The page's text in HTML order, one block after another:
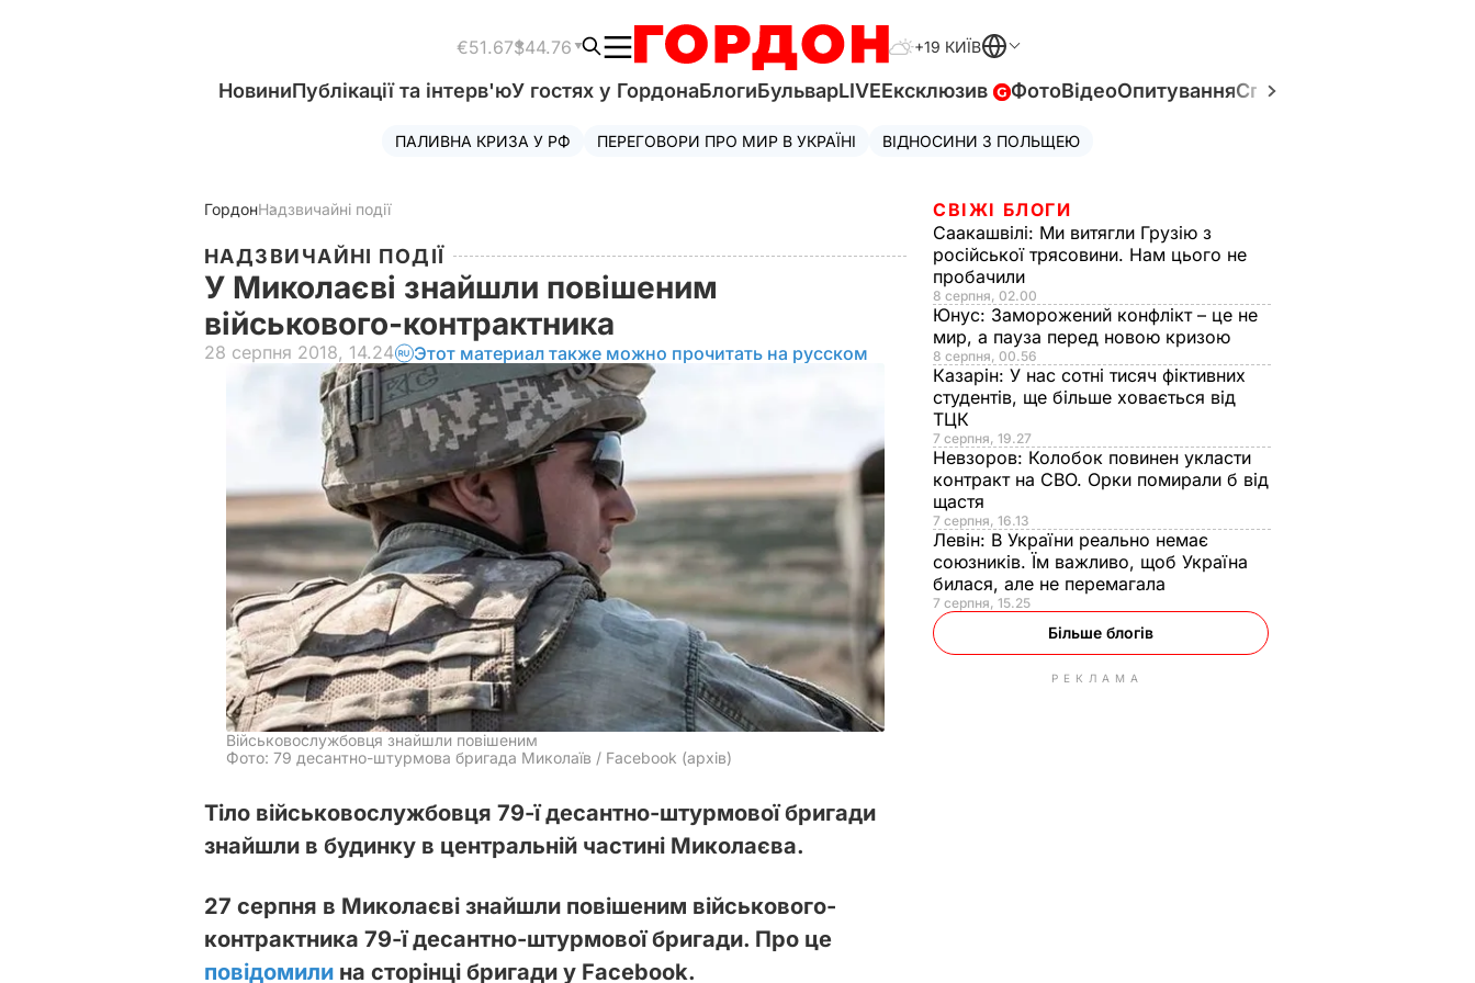
€51.67$44.76 +19 КИЇВ
НовиниПублікації та інтерв'юУ гостях у ГордонаБлогиБульварLIVEЕксклюзив ФотоВідеоОпитуванняСпецпроєкти
ПАЛИВНА КРИЗА У РФ ПЕРЕГОВОРИ ПРО МИР В УКРАЇНІ ВІДНОСИНИ З ПОЛЬЩЕЮ
ГордонНадзвичайні події
НАДЗВИЧАЙНІ ПОДІЇ
У Миколаєві знайшли повішеним
військового-контрактника
28 серпня 2018, 14.24 Этот материал также можно прочитать на русском
Військовослужбовця знайшли повішеним
Фото: 79 десантно-штурмова бригада Миколаїв / Facebook (архів)
Тіло військовослужбовця 79-ї десантно-штурмової бригади
знайшли в будинку в центральній частині Миколаєва.
27 серпня в Миколаєві знайшли повішеним військового-
контрактника 79-ї десантно-штурмової бригади. Про це
повідомили на сторінці бригади у Facebook.
СВІЖІ БЛОГИ
Саакашвілі: Ми витягли Грузію з
російської трясовини. Нам цього не
пробачили
8 серпня, 02.00
Юнус: Заморожений конфлікт – це не
мир, а пауза перед новою кризою
8 серпня, 00.56
Казарін: У нас сотні тисяч фіктивних
студентів, ще більше ховається від
ТЦК
7 серпня, 19.27
Невзоров: Колобок повинен укласти
контракт на СВО. Орки помирали б від
щастя
7 серпня, 16.13
Левін: В України реально немає
союзників. Їм важливо, щоб Україна
билася, але не перемагала
7 серпня, 15.25
Більше блогів
РЕКЛАМА